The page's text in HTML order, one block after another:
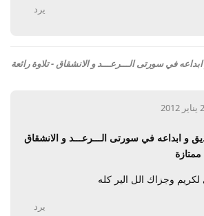
يرد
في سورتى الـــرعـــد و الانشقاق - تلاوة رائعة
و ابداعه في سورتى الـــرعـــد و الانشقاق
وجزاك الل الير كله
يرد